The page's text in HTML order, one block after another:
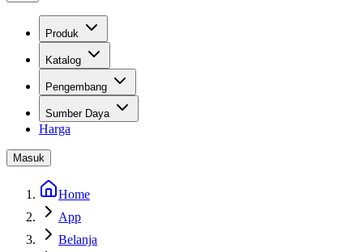
Produk
Katalog
Pengembang
Sumber Daya
Harga
Masuk
Home
App
Belanja